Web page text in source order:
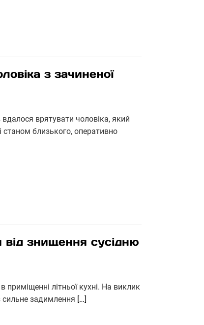
з зачиненої
врятувати чоловіка, який
станом близького, оперативно
знищення сусідню
приміщенні літньої кухні. На виклик
сильне задимлення […]